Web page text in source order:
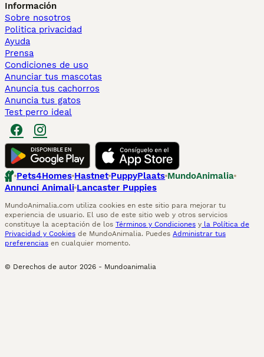
Información
Sobre nosotros
Politica privacidad
Ayuda
Prensa
Condiciones de uso
Anunciar tus mascotas
Anuncia tus cachorros
Anuncia tus gatos
Test perro ideal
Pets4Homes Hastnet PuppyPlaats MundoAnimalia
Annunci Animali Lancaster Puppies
MundoAnimalia.com utiliza cookies en este sitio para mejorar tu
experiencia de usuario. El uso de este sitio web y otros servicios
constituye la aceptación de los Términos y Condiciones y la Política de
Privacidad y Cookies de MundoAnimalia. Puedes Administrar tus
preferencias en cualquier momento.
© Derechos de autor 2026 - Mundoanimalia